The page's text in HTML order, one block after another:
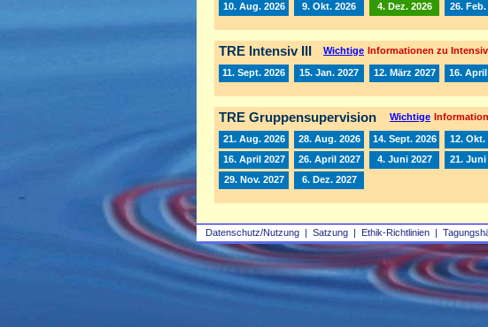
Datenschutz/Nutzung | Satzung | Ethik-Richtlinien |
10. Aug. 2026 9. Okt. 2026 4. Dez. 2026 26. Feb.
TRE Intensiv III Wichtige Informationen zu
11. Sept. 2026 15. Jan. 2027 12. März 2027 16. April
TRE Gruppensupervision Wichtige
21. Aug. 2026 28. Aug. 2026 14. Sept. 2026 12. Okt.
16. April 2027
26. April 2027 4. Juni 2027 21. Juni
29. Nov. 2027
6. Dez. 2027